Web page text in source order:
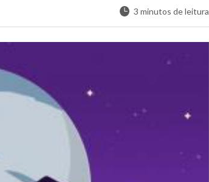
3 minutos de leitura